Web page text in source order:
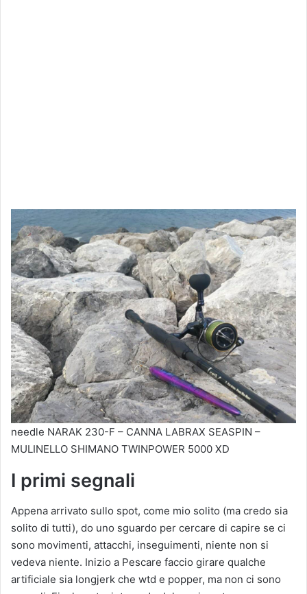
needle NARAK 230-F – CANNA LABRAX SEASPIN –
MULINELLO SHIMANO TWINPOWER 5000 XD
I primi segnali
Appena arrivato sullo spot, come mio solito (ma credo sia
solito di tutti), do uno sguardo per cercare di capire se ci
sono movimenti, attacchi, inseguimenti, niente non si
vedeva niente. Inizio a Pescare faccio girare qualche
artificiale sia longjerk che wtd e popper, ma non ci sono